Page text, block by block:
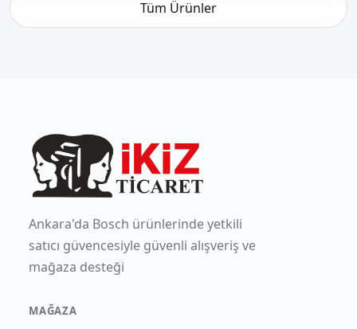
Tüm Ürünler
Ankara'da Bosch ürünlerinde yetkili
satıcı güvencesiyle güvenli alışveriş ve
mağaza desteği
MAĞAZA